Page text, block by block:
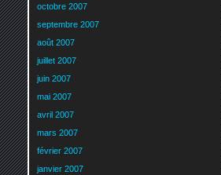
octobre 2007
septembre 2007
août 2007
juillet 2007
juin 2007
mai 2007
avril 2007
mars 2007
février 2007
janvier 2007